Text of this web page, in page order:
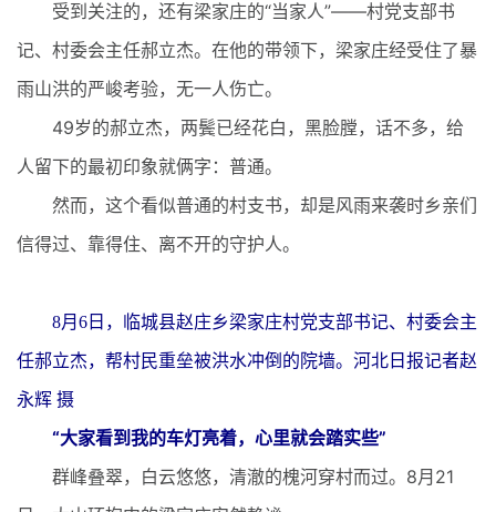
受到关注的，还有梁家庄的“当家人”——村党支部书
记、村委会主任郝立杰。在他的带领下，梁家庄经受住了暴
雨山洪的严峻考验，无一人伤亡。
49岁的郝立杰，两鬓已经花白，黑脸膛，话不多，给
人留下的最初印象就俩字：普通。
然而，这个看似普通的村支书，却是风雨来袭时乡亲们
信得过、靠得住、离不开的守护人。
8月6日，临城县赵庄乡梁家庄村党支部书记、村委会主
任郝立杰，帮村民重垒被洪水冲倒的院墙。河北日报记者赵
永辉 摄
“大家看到我的车灯亮着，心里就会踏实些”
群峰叠翠，白云悠悠，清澈的槐河穿村而过。8月21